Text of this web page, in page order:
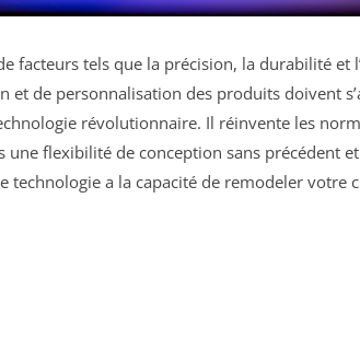
facteurs tels que la précision, la durabilité et
et de personnalisation des produits doivent
révolutionnaire. Il réinvente les
flexibilité de conception sans précédent
technologie a la capacité de remodeler votre